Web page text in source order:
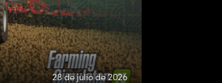
28 de julio de 2026